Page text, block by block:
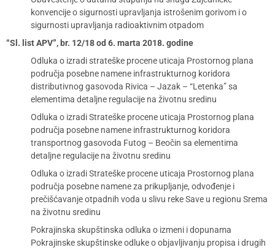
konvencije o sigurnosti upravljanja istrošenim gorivom i o
sigurnosti upravljanja radioaktivnim otpadom
“Sl. list APV”, br. 12/18 od 6. marta 2018. godine
Odluka o izradi strateške procene uticaja Prostornog plana
područja posebne namene infrastrukturnog koridora
distributivnog gasovoda Rivica – Jazak – “Letenka” sa
elementima detaljne regulacije na životnu sredinu
Odluka o izradi Strateške procene uticaja Prostornog plana
područja posebne namene infrastrukturnog koridora
transportnog gasovoda Futog – Beočin sa elementima
detaljne regulacije na životnu sredinu
Odluka o izradi Strateške procene uticaja Prostornog plana
područja posebne namene za prikupljanje, odvođenje i
prečišćavanje otpadnih voda u slivu reke Save u regionu Srema
na životnu sredinu
Pokrajinska skupštinska odluka o izmeni i dopunama
Pokrajinske skupštinske odluke o objavljivanju propisa i drugih